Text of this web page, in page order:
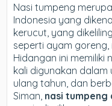
Nasi tumpeng
Indonesia yang
kerucut, yang
seperti ayam goreng,
Hidangan ini memiliki
kali digunakan
ulang tahun, dan
Siman, nasi tumpeng